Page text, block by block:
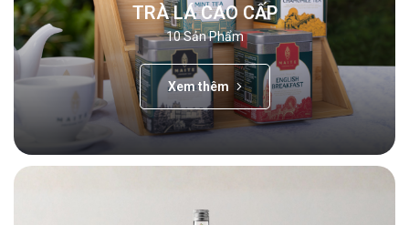
TRÀ LÁ CAO CẤP
10Sản Phẩm
Xem thêm